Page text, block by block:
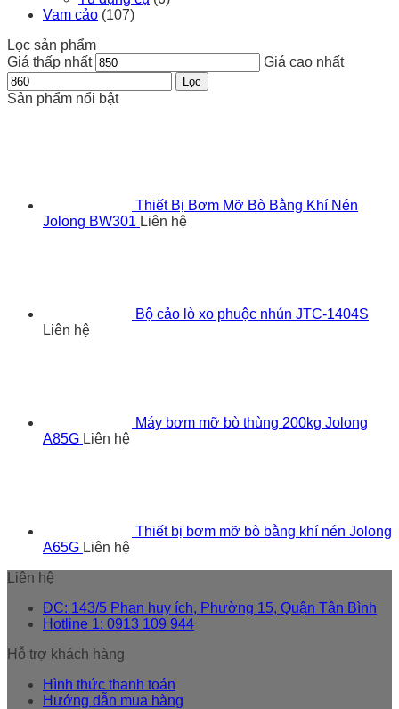
Vam cảo (107)
Lọc sản phẩm
Giá thấp nhất
Giá cao nhất
Lọc
Sản phẩm nổi bật
Thiết Bị Bơm Mỡ Bò Bằng Khí Nén
Jolong BW301 Liên hệ
Bộ cảo lò xo phuộc nhún JTC-1404S
Liên hệ
Máy bơm mỡ bò thùng 200kg Jolong
A85G Liên hệ
Thiết bị bơm mỡ bò bằng khí nén Jolong
A65G Liên hệ
Liên hệ
ĐC: 143/5 Phan huy ích, Phường 15, Quận Tân Bình
Hotline 1: 0913 109 944
Hỗ trợ khách hàng
Hình thức thanh toán
Hướng dẫn mua hàng